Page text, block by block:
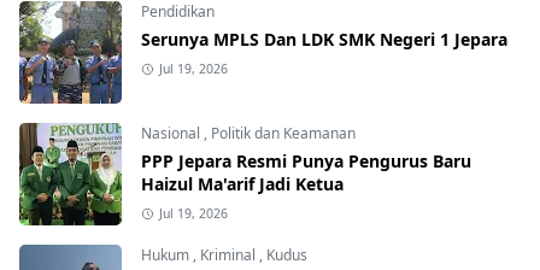
Pendidikan
Serunya MPLS Dan LDK SMK Negeri 1 Jepara
Jul 19, 2026
Nasional , Politik dan Keamanan
PPP Jepara Resmi Punya Pengurus Baru
Haizul Ma'arif Jadi Ketua
Jul 19, 2026
Hukum , Kriminal , Kudus